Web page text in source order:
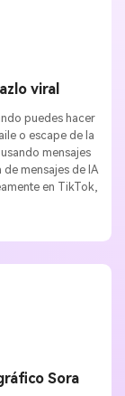
viral
puedes hacer
o escape de la
mensajes
mensajes de IA
en TikTok,
Sora